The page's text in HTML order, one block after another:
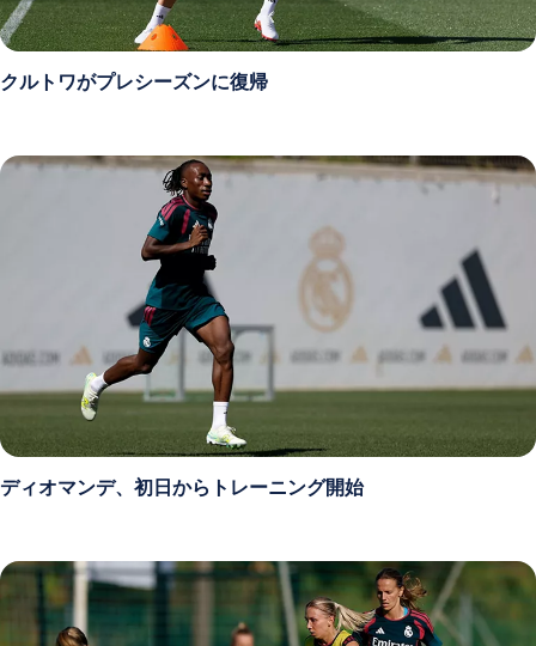
クルトワがプレシーズンに復帰
ディオマンデ、初日からトレーニング開始